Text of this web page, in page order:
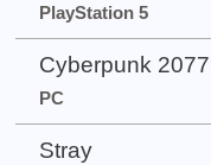
PlayStation 5
Cyberpunk
PC
Stray